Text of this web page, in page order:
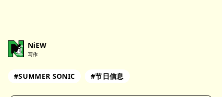
NiEW
写作
#SUMMER SONIC #节日信息